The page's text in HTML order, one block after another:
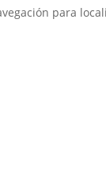
para